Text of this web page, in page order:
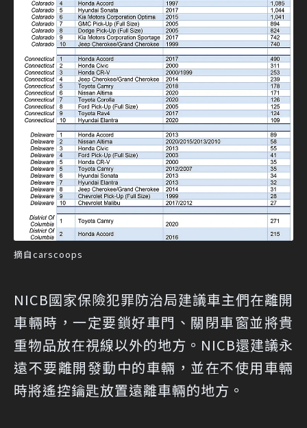
摘自carscoops
NICB國家保險犯罪防治局建議車主們在離開
車輛時，一定要鎖好車門、關閉車窗並將貴
重物品放在視線以外的地方。NICB還建議永
遠不要離開發動中的車輛，並在不使用車輛
時將遙控鑰匙放置遠離車輛的地方。